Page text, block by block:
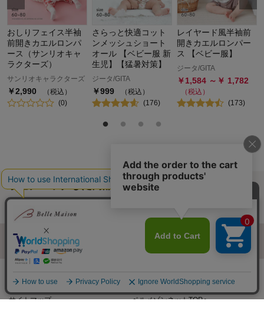
おしりフェイス半袖
前開きカエルロンパ
ース（サンリオキャ
ラクターズ）
サンリオキャラクターズ
￥2,990
（税込）
(0)
さらっと快適コット
ンメッシュショート
オール 【ベビー服 新
生児】【猛暑対策】
ジータ/GITA
￥999
（税込）
(176)
レイヤード風半袖前
開きカエルロンパー
ス 【ベビー服】
ジータ/GITA
￥1,584 ～￥ 1,782
（税込）
(173)
最近チェックした商品
ページトップへ
ご利用ガイド・お知らせ ご利用規約
サイトマップ ベルメゾンネットTOPへ